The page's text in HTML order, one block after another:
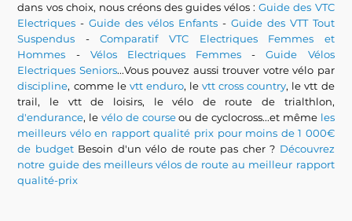
dans vos choix, nous créons des guides vélos :Guide des VTC
Electriques -Guide des vélos Enfants - Guide des VTT Tout
Suspendus -Comparatif VTC Electriques Femmes et
Hommes - Vélos Electriques Femmes -Guide Vélos
Electriques Seniors...Vous pouvez aussi trouver votre vélo par
discipline, comme le vtt enduro, levtt cross country, le vtt de
trail, le vtt de loisirs, le vélo de route de trialthlon,
d'endurance, levélo de courseou de cyclocross...et même les
meilleurs vélo en rapport qualité prix pour moins de 1 000€
de budgetBesoin d'un vélo de route pas cher ? Découvrez
notre guide des meilleurs vélos de route au meilleur rapport
qualité-prix